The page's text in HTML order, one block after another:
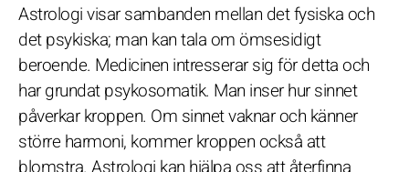
Astrologi visar sambanden mellan det fysiska och
det psykiska; man kan tala om ömsesidigt
beroende. Medicinen intresserar sig för detta och
har grundat psykosomatik. Man inser hur sinnet
påverkar kroppen. Om sinnet vaknar och känner
större harmoni, kommer kroppen också att